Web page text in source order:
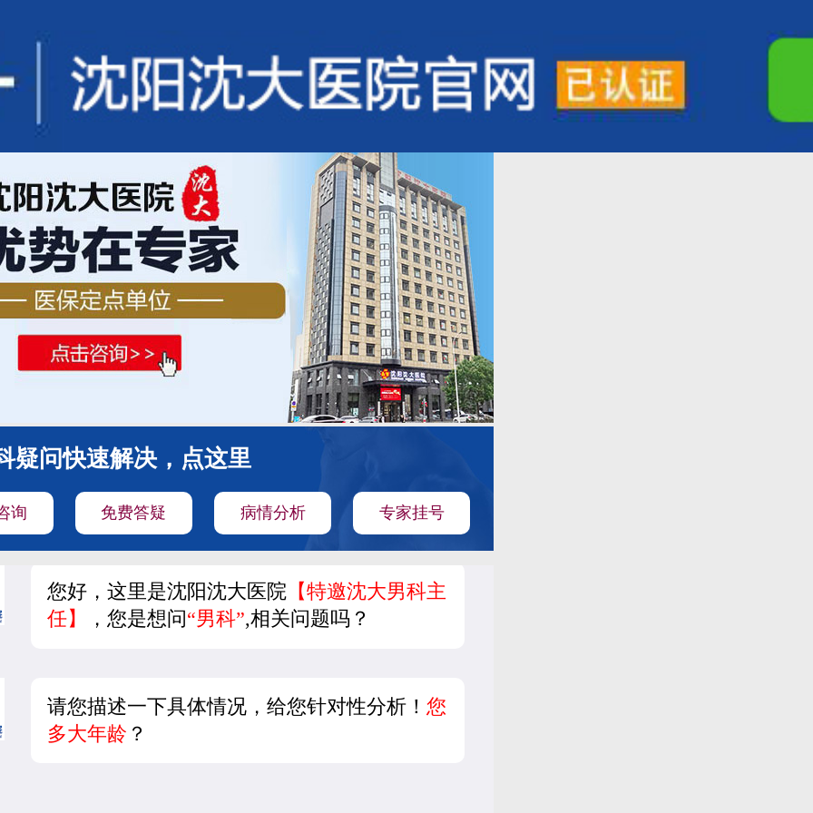
疑问快速解决，点这里
询 免费答疑 病情分析 专家挂号
您好，这里是沈阳沈大医院【特邀沈大男科主
任】
，您是想问“男科”,相关问题吗？
请您描述一下具体情况，给您针对性分析！ 您
多大年龄 ？